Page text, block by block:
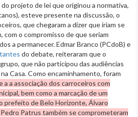
projeto de lei que originou a normativa,
esteve presente na discussão, o
que chegaram a dizer que iriam se
com o compromisso de que seriam
a permanecer. Edmar Branco (PCdoB) e
do debate, reiteraram que o
que não participou das audiências
Casa. Como encaminhamento, foram
a a associação dos carroceiros com
bem como a marcação de um
prefeito de Belo Horizonte, Álvaro
Pedro Patrus também se comprometeram